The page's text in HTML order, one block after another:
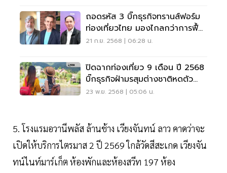
ถอดรหัส 3 บิ๊กธุรกิจทรานส์ฟอร์ม
ท่องเที่ยวไทย มองไกลกว่าการฟื้น
ตัว
21 ก.ย. 2568 | 06:28 น.
ปิดฉากท่องเที่ยว 9 เดือน ปี 2568
บิ๊กธุรกิจฝ่ามรสุมต่างชาติหดตัว
พลิกวิกฤต โกยกำไร
23 พ.ย. 2568 | 05:06 น.
5. โรงแรมอวานีพลัส ล้านช้าง เวียงจันทน์ ลาว คาดว่าจะ
เปิดให้บริการไตรมาส 2 ปี 2569 ใกล้วัดสีสะเกด เวียงจัน
ทน์ไนท์มาร์เก็ต ห้องพักและห้องสวีท 197 ห้อง